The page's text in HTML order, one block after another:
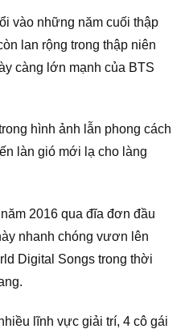
vào những năm cuối thập
lan rộng trong thập niên
càng lớn mạnh của BTS
hình ảnh lẫn phong cách
làn gió mới lạ cho làng
2016 qua đĩa đơn đầu
nhanh chóng vươn lên
Digital Songs trong thời
lĩnh vực giải trí, 4 cô gái